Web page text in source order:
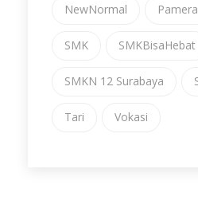
NewNormal
SMK SMKBisaHebat
SMKN 12 Surabaya
Tari Vokasi